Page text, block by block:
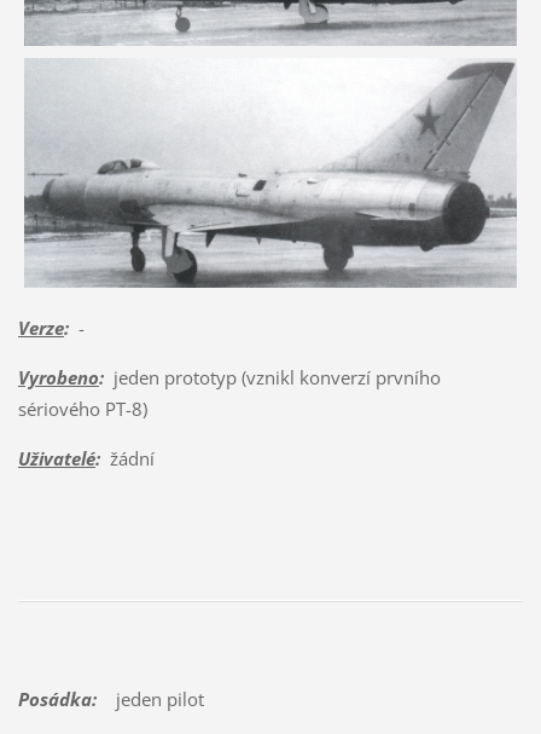
Verze:-
Vyrobeno:jeden prototyp (vznikl konverzí prvního
sériového PT-8)
Uživatelé:žádní
Posádka:jeden pilot